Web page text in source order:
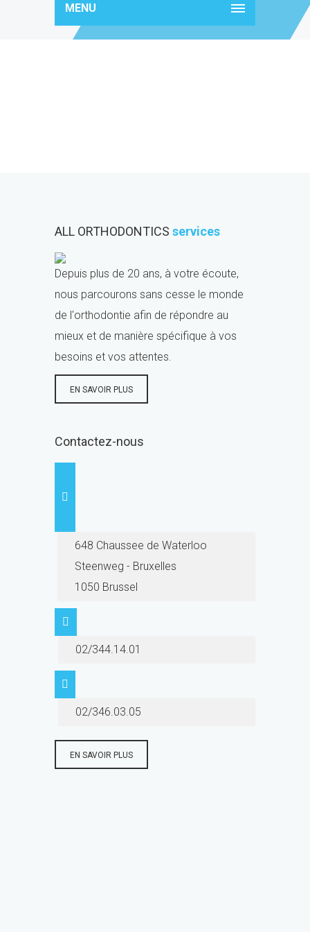
MENU
services6
ALL ORTHODONTICS services
Depuis plus de 20 ans, à votre écoute,
nous parcourons sans cesse le monde
de l'orthodontie afin de répondre au
mieux et de manière spécifique à vos
besoins et vos attentes.
EN SAVOIR PLUS
Contactez-nous
648 Chaussee de Waterloo
Steenweg - Bruxelles
1050 Brussel
02/344.14.01
02/346.03.05
EN SAVOIR PLUS